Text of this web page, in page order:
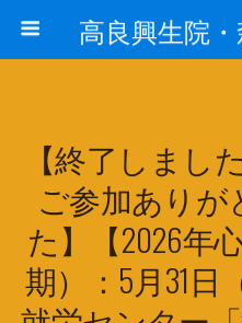
【終了しま
ご参加ありが
た】【2026年
期）：5月31日